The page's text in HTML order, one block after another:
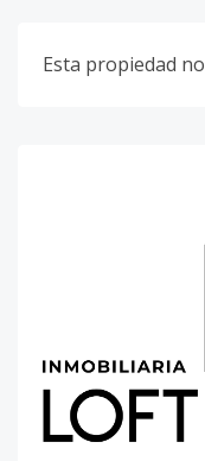
Esta propiedad